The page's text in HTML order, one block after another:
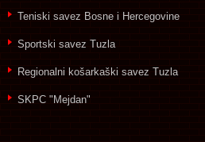
Teniski savez Bosne i Hercegovine
Sportski savez Tuzla
Regionalni košarkaški savez Tuzla
SKPC "Mejdan"